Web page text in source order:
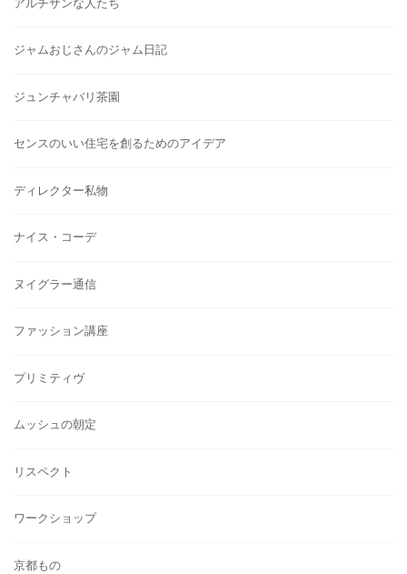
ジャムおじさんのジャム日記
ジュンチャバリ茶園
センスのいい住宅を創るためのアイデア
ディレクター私物
ナイス・コーデ
ヌイグラー通信
ファッション講座
プリミティヴ
ムッシュの朝定
リスペクト
ワークショップ
京都もの